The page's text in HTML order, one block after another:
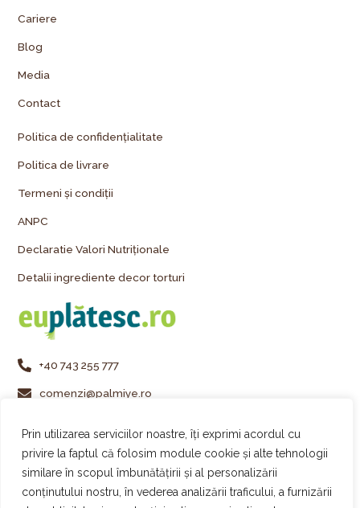
Prin utilizarea serviciilor noastre, îți exprimi acordul cu
privire la faptul că folosim module cookie și alte tehnologii
similare în scopul îmbunătățirii și al personalizării
conținutului nostru, în vederea analizării traficului, a furnizării
Cariere
Blog
Media
Contact
Politica de confidențialitate
Politica de livrare
Termeni și condiții
ANPC
Declaratie Valori Nutriționale
Detalii ingrediente decor torturi
+40 743 255 777
comenzi@palmiye.ro
Urmărește-ne pe Instagram
Urmărește-ne pe Facebook